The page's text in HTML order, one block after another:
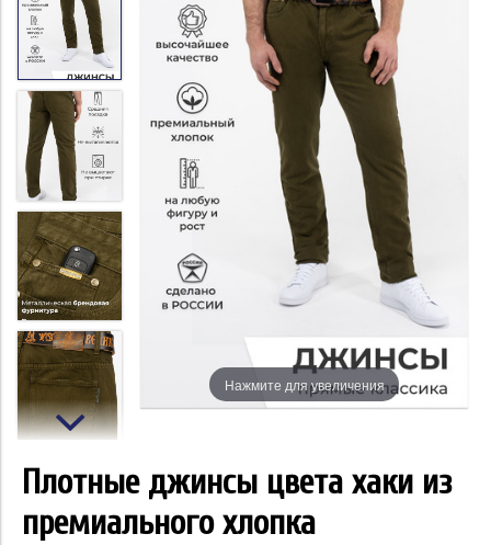
Нажмите для увеличения
Плотные джинсы цвета хаки из
премиального хлопка